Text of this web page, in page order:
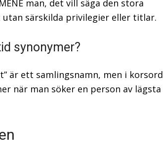
man, det vill säga den stora
särskilda privilegier eller titlar.
synonymer?
är ett samlingsnamn, men i korsord
när man söker en person av lägsta